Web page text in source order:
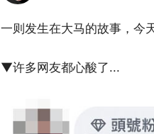
一则发生在大马的故事，今
▼许多网友都心酸了...